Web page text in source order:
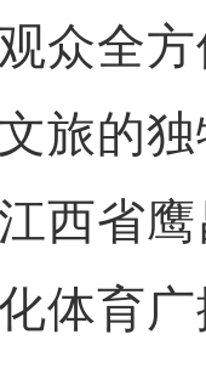
众全
旅的
省鹰
体育